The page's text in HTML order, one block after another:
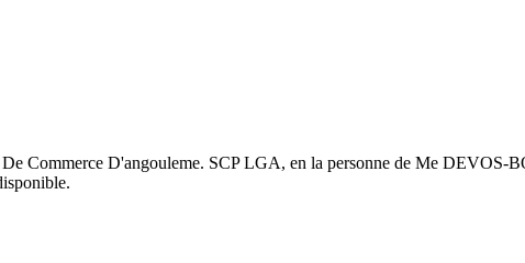
Commerce D'angouleme. SCP LGA, en la personne de Me DEVOS-